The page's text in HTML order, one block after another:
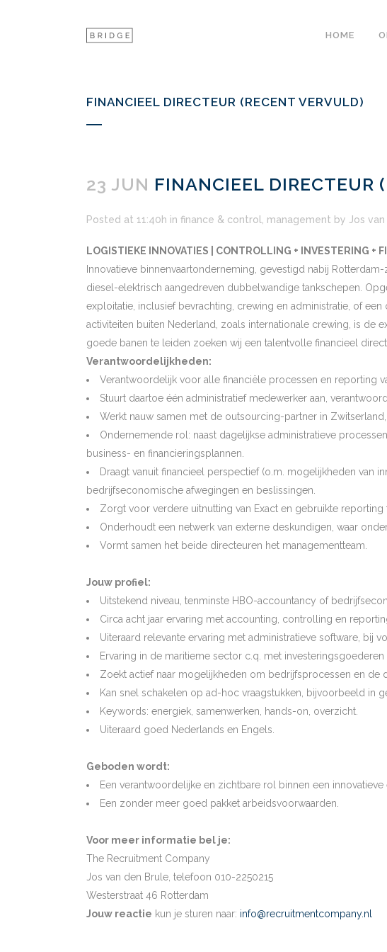
HOME
FINANCIEEL DIRECTEUR (RECENT VERVULD)
23 JUN FINANCIEEL DIRECTEUR
Posted at 11:40h in finance & control management by Jos
LOGISTIEKE INNOVATIES | CONTROLLING + INVESTERING +
Innovatieve binnenvaartonderneming, gevestigd nabij
diesel-elektrisch aangedreven dubbelwandige tankschepen.
exploitatie, inclusief bevrachting, crewing en administratie, of
activiteiten buiten Nederland, zoals internationale crewing, is de
goede banen te leiden zoeken wij een talentvolle financieel
Verantwoordelijkheden:
Verantwoordelijk voor alle financiële processen en reporting
Stuurt daartoe één administratief medewerker aan,
Werkt nauw samen met de outsourcing-partner in
Ondernemende rol: naast dagelijkse administratieve
business- en financieringsplannen.
Draagt vanuit financieel perspectief (o.m. mogelijkheden van
bedrijfseconomische afwegingen en beslissingen.
Zorgt voor verdere uitnutting van Exact en gebruikte reporting
Onderhoudt een netwerk van externe deskundigen, waar
Vormt samen het beide directeuren het managementteam.
Jouw profiel:
Uitstekend niveau, tenminste HBO-accountancy of
Circa acht jaar ervaring met accounting, controlling en
Uiteraard relevante ervaring met administratieve software, bij
Ervaring in de maritieme sector c.q. met investeringsgoederen
Zoekt actief naar mogelijkheden om bedrijfsprocessen en de
Kan snel schakelen op ad-hoc vraagstukken, bijvoorbeeld in
Keywords: energiek, samenwerken, hands-on, overzicht.
Uiteraard goed Nederlands en Engels.
Geboden wordt:
Een verantwoordelijke en zichtbare rol binnen een
Een zonder meer goed pakket arbeidsvoorwaarden.
Voor meer informatie bel je:
The Recruitment Company
Jos van den Brule, telefoon 010-2250215
Westerstraat 46 Rotterdam
Jouw reactie kun je sturen naar: info@recruitmentcompany.nl